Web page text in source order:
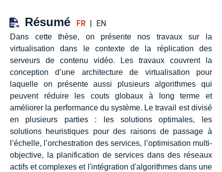
Résumé FR | EN
Dans cette thèse, on présente nos travaux sur la
virtualisation dans le contexte de la réplication des
serveurs de contenu vidéo. Les travaux couvrent la
conception d’une architecture de virtualisation pour
laquelle on présente aussi plusieurs algorithmes qui
peuvent réduire les couts globaux à long terme et
améliorer la performance du système. Le travail est divisé
en plusieurs parties : les solutions optimales, les
solutions heuristiques pour des raisons de passage à
l’échelle, l’orchestration des services, l’optimisation multi-
objective, la planification de services dans des réseaux
actifs et complexes et l'intégration d'algorithmes dans une